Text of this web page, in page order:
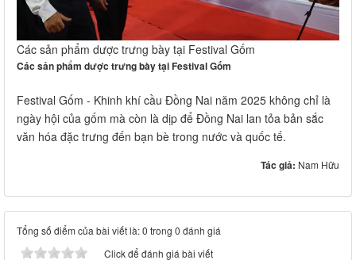
Các sản phẩm dược trưng bày tại Festival Gốm
Các sản phẩm dược trưng bày tại Festival Gốm
Festival Gốm - Khinh khí cầu Đồng Nai năm 2025 không chỉ là
ngày hội của gốm mà còn là dịp để Đồng Nai lan tỏa bản sắc
văn hóa đặc trưng đến bạn bè trong nước và quốc tế.
Tác giả: Nam Hữu
Tổng số điểm của bài viết là: 0 trong 0 đánh giá
Click để đánh giá bài viết